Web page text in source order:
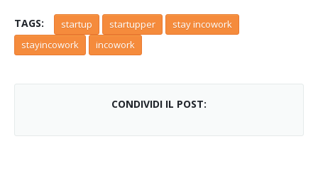
TAGS: startup startupper
stay incowork
stayincowork
incowork
CONDIVIDI IL POST: